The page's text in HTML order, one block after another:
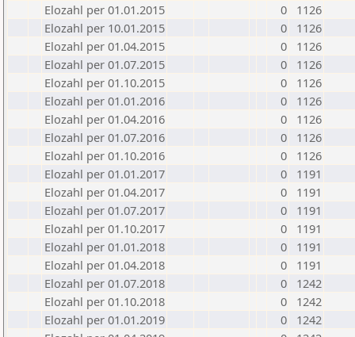
Elozahl per 01.01.2015
0
1126
Elozahl per 10.01.2015
0
1126
Elozahl per 01.04.2015
0
1126
Elozahl per 01.07.2015
0
1126
Elozahl per 01.10.2015
0
1126
Elozahl per 01.01.2016
0
1126
Elozahl per 01.04.2016
0
1126
Elozahl per 01.07.2016
0
1126
Elozahl per 01.10.2016
0
1126
Elozahl per 01.01.2017
0
1191
Elozahl per 01.04.2017
0
1191
Elozahl per 01.07.2017
0
1191
Elozahl per 01.10.2017
0
1191
Elozahl per 01.01.2018
0
1191
Elozahl per 01.04.2018
0
1191
Elozahl per 01.07.2018
0
1242
Elozahl per 01.10.2018
0
1242
Elozahl per 01.01.2019
0
1242